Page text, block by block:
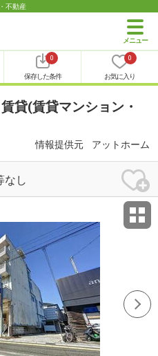
不動産
0
保存した条件
0
お気に入り
貸(賃貸マンション・
情報提供元 アットホーム
なし